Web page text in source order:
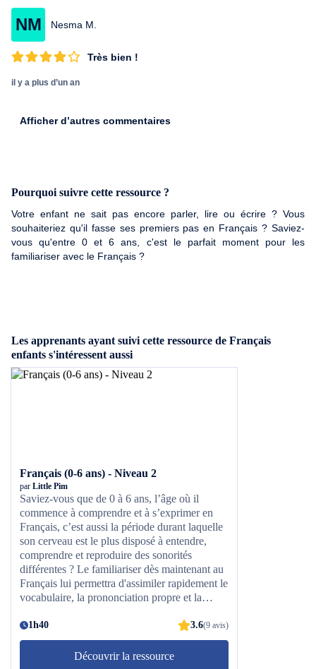
NM Nesma M.
Très bien !
il y a plus d’un an
Afficher d’autres commentaires
Pourquoi suivre cette ressource ?
Votre enfant ne sait pas encore parler, lire ou écrire ? Vous
souhaiteriez qu'il fasse ses premiers pas en Français ? Saviez-
vous qu'entre 0 et 6 ans, c'est le parfait moment pour les
familiariser avec le Français ?
Les apprenants ayant suivi cette ressource de Français
enfants s'intéressent aussi
Français (0-6 ans) - Niveau 2
par Little Pim
Saviez-vous que de 0 à 6 ans, l’âge où il
commence à comprendre et à s’exprimer en
Français, c’est aussi la période durant laquelle
son cerveau est le plus disposé à entendre,
comprendre et reproduire des sonorités
différentes ? Le familiariser dès maintenant au
Français lui permettra d'assimiler rapidement le
vocabulaire, la prononciation propre et la
1h40 3.6(9 avis)
Découvrir la ressource